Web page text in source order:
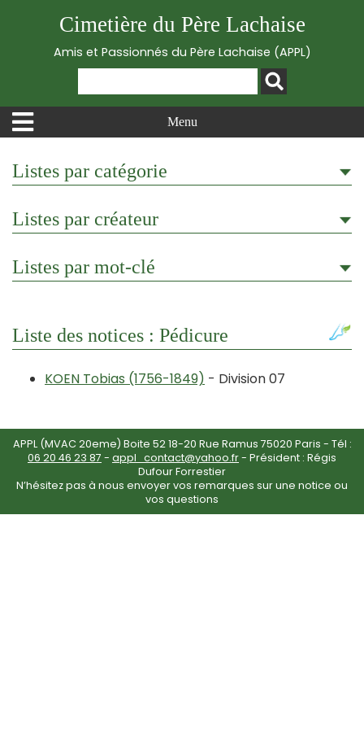
Cimetière du Père Lachaise
Amis et Passionnés du Père Lachaise (APPL)
Menu
Listes par catégorie
Listes par créateur
Listes par mot-clé
Liste des notices : Pédicure
KOEN Tobias (1756-1849) - Division 07
APPL (MVAC 20eme) Boite 52 18-20 Rue Ramus 75020 Paris - Tél :
06 20 46 23 87 - appl_contact@yahoo.fr- Président : Régis
Dufour Forrestier
N’hésitez pas à nous envoyer vos remarques sur une notice ou
vos questions